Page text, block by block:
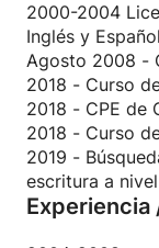
Podemos
en la precisión
2000-2004
Inglés y Español
Agosto 2008 -
2018 - Curso
2018 - CPE de
2018 - Curso
2019 -
escritura a nivel